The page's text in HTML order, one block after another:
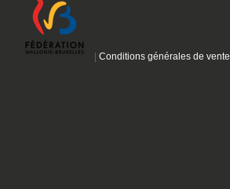
Conditions générales de vente